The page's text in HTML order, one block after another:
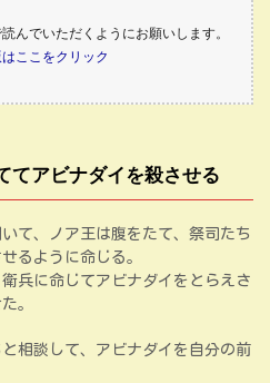
んでいただくようにお願いします。
ここをクリック
てアビナダイを殺させる
て、ノア王は腹をたて、祭司たち
るように命じる。
兵に命じてアビナダイをとらえさ
。
相談して、アビナダイを自分の前